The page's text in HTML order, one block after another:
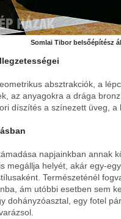
Somlai Tibor belsőépítész
absztrakciók, a
az anyagokra a drága
díszítés a színezett üveg,
napjainkban annak
megállja helyét, akár egy-
Természeténél
ám utóbbi esetben sem
dohányzóasztal, egy fotel